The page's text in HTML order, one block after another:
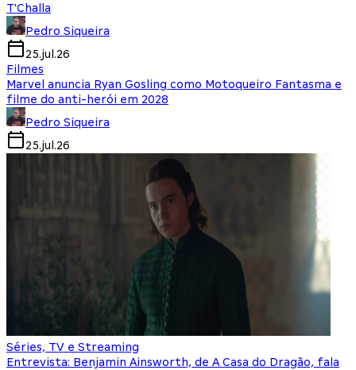
T'Challa
Pedro Siqueira
25.jul.26
Filmes
Marvel anuncia Ryan Gosling como Motoqueiro Fantasma e
filme do anti-herói em 2028
Pedro Siqueira
25.jul.26
Séries, TV e Streaming
Entrevista: Benjamin Ainsworth, de A Casa do Dragão, fala